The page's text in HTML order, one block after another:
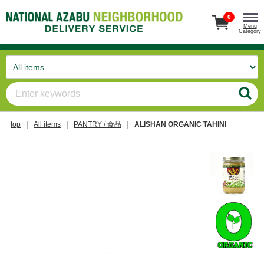
0
Menu
Category
top All items PANTRY / 食品 ALISHAN ORGANIC TAHINI